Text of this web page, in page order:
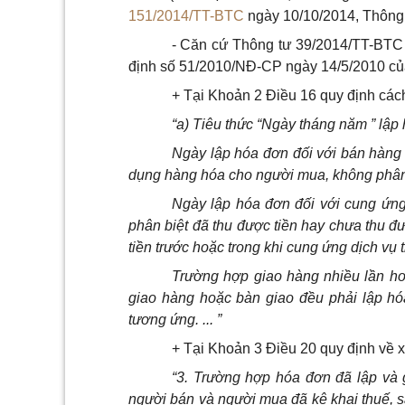
151/2014/TT-BTC ngày 10/10/2014,
- Căn cứ Thông tư39/2014/TT-
định số 51/2010/NĐ-CP ngày 14/5/2010
+ Tại Khoản 2 Điều 16 quy định
“a) Tiêu thức “Ngày tháng năm ”lập
Ngày lập hóa đơn đối với bán
dụng hàng hóa cho người mua, không
Ngày lập hóa đơn đối với cung
phân biệt đã thu được tiền hay chưa thu
tiền trước hoặc trong khi cung ứng dịch vụ
Trường hợp giao hàng nhiều lần
giao hàng hoặc bàn giao đều phải lập
tương ứng. ... ”
+ Tại Khoản 3 Điều 20 quy định về
“3. Trường hợp hóa đơn đã lập và
người bán và người mua đã kê khai thuế,